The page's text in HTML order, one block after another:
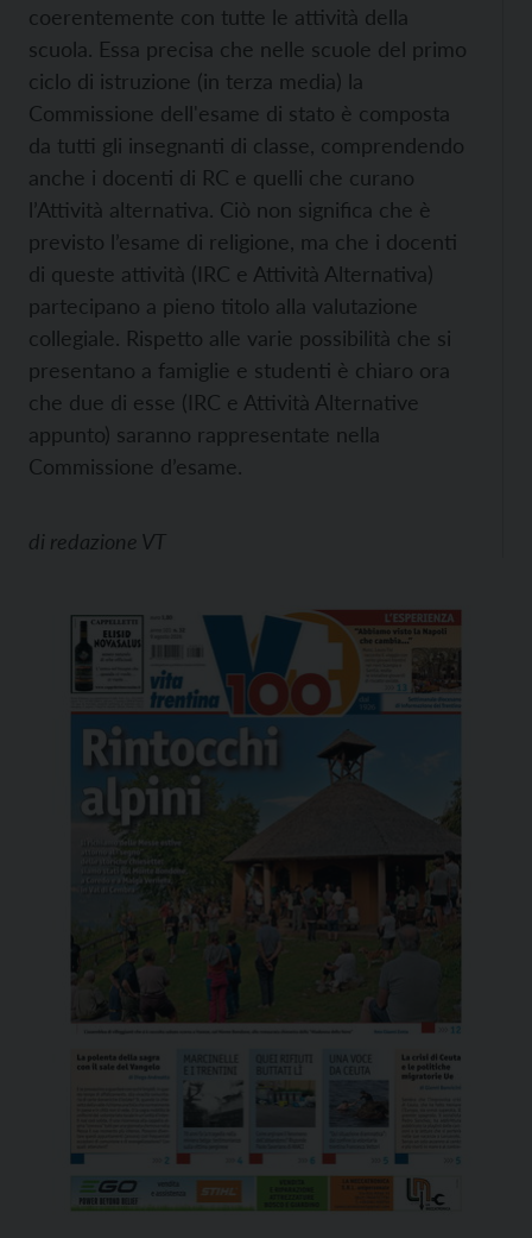
coerentemente con tutte le attività della
scuola. Essa precisa che nelle scuole del primo
ciclo di istruzione (in terza media) la
Commissione dell'esame di stato è composta
da tutti gli insegnanti di classe, comprendendo
anche i docenti di RC e quelli che curano
l’Attività alternativa. Ciò non significa che è
previsto l’esame di religione, ma che i docenti
di queste attività (IRC e Attività Alternativa)
partecipano a pieno titolo alla valutazione
collegiale. Rispetto alle varie possibilità che si
presentano a famiglie e studenti è chiaro ora
che due di esse (IRC e Attività Alternative
appunto) saranno rappresentate nella
Commissione d’esame.
di redazione VT